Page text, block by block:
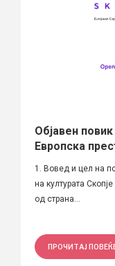
Објавен
Европска
1. Вовед и цел на
на културата
од страна...
ПРОЧИТАЈ